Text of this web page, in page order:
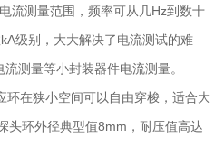
流测量范围，频率可从几Hz到数十
级别，大大解决了电流测试的难
测量等小封装器件电流测量。
在狭小空间可以自由穿梭，适合大
头环外径典型值8mm，耐压值高达